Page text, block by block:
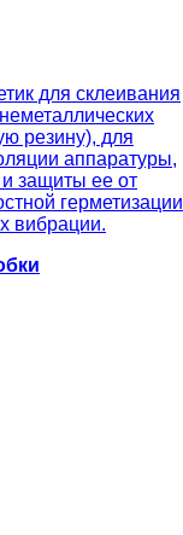
для склеивания
резину), для
аппаратуры,
защиты ее от
герметизации
вибрации.